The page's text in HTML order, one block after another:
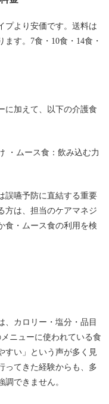
プより安価です。送料は
す。7食・10食・14食・
に加えて、以下の介護食
・ムース食：飲み込む力
誤嚥予防に直結する重要
方は、担当のケアマネジ
食・ムース食の利用を検
、カロリー・塩分・品目
ニューに使われている食
すい」という声が多く見
ってきた経験からも、多
できません。